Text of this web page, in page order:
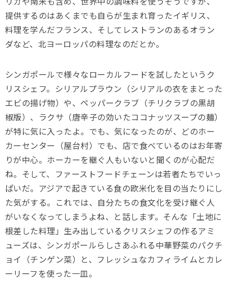
提供するのはあくまでも自らが生まれ育ったイギリス、
料理を学んだフランス、そしてレストランのあるオラン
ダなど、北ヨーロッパの料理なのだとか。
シンガポールで様々なローカルフードを試したというク
リスシェフ。シリアルプラウン（シリアルの衣をまとった
エビの揚げ物）や、ペッパークラブ（チリクラブの黒胡
椒版）、ラクサ（唐辛子の効いたココナッツスープの麺）
が特に気に入ったよ。でも、気になったのが、どのホー
カーセンター（屋台村）でも、店で食べているのはお年寄
りが中心。ホーカーを継ぐ人もいないと聞くのが心配だ
ね。そして、ファーストフードチェーンは若者たちでいっ
ぱいだ。アジアで起きている食の欧米化を目の当たりにし
た気がする。これでは、自分たちの食文化を受け継ぐ人
がいなくなってしまうよね、と話します。そんな「土地に
根差した料理」生み出しているクリスシェフの作るアミ
ューズは、シンガポールらしさあふれる中華野菜のパクチ
ョイ（チンゲン菜）と、フレッシュなカフィライムとカレ
ーリーフを使った一皿。